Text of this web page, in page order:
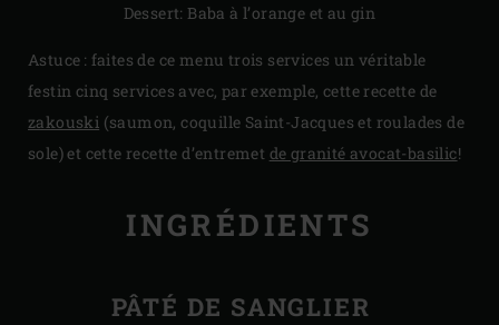
Dessert: Baba à l’orange et au gin
Astuce : faites de ce menu trois services un véritable
festin cinq services avec, par exemple, cette recette de
zakouski (saumon, coquille Saint-Jacques et roulades de
sole) et cette recette d’entremet de granité avocat-basilic!
INGRÉDIENTS
PÂTÉ DE SANGLIER